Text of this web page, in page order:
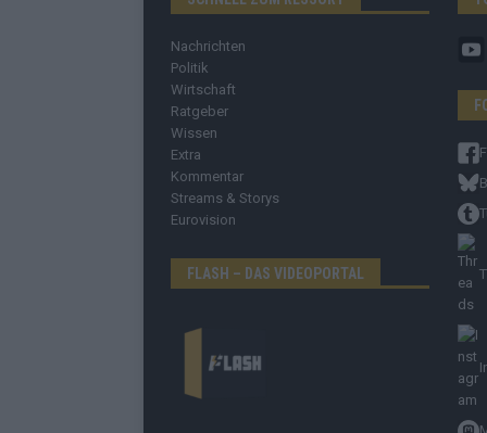
Nachrichten
Politik
Wirtschaft
Ratgeber
Wissen
Extra
Kommentar
Streams & Storys
Eurovision
FLASH – DAS VIDEOPORTAL